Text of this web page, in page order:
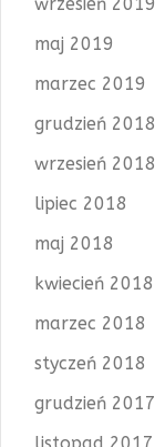
maj 2019
marzec 2019
grudzień 2018
wrzesień 2018
lipiec 2018
maj 2018
kwiecień 2018
marzec 2018
styczeń 2018
grudzień 2017